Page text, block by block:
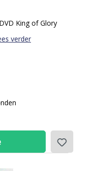
King of Glory
verder